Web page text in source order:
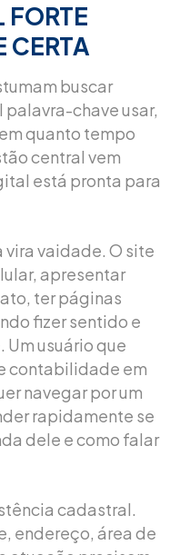
FORTE
CERTA
buscar
chave usar,
quanto tempo
central vem
está pronta para
vira vaidade. O site
apresentar
ter páginas
fizer sentido e
usuário que
contabilidade em
navegar por um
rapidamente se
dele e como falar
cadastral.
endereço, área de